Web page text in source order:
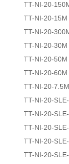
TT-NI-20-
TT-NI-20-15M
TT-NI-20-
TT-NI-20-30M
TT-NI-20-50M
TT-NI-20-60M
TT-NI-20-7.5M
TT-NI-20-
TT-NI-20-
TT-NI-20-
TT-NI-20-
TT-NI-20-